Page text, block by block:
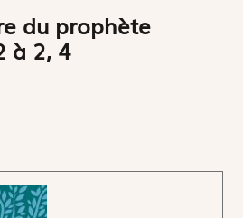
du prophète
à 2, 4